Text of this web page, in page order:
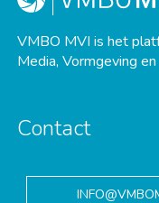
VMBO MVI is het
Media, Vormgeving en
Contact